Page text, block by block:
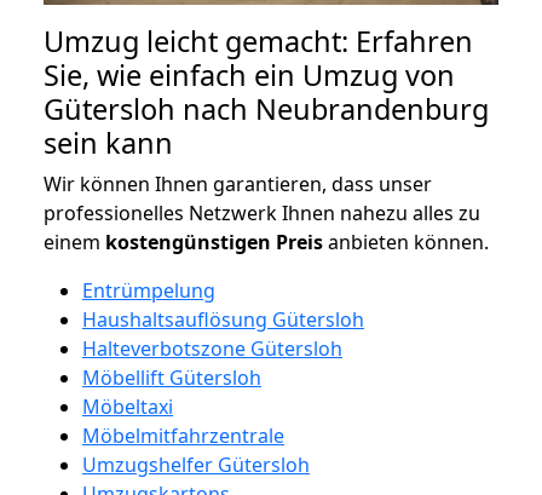
Umzug leicht gemacht: Erfahren
Sie, wie einfach ein Umzug von
Gütersloh nach Neubrandenburg
sein kann
Wir können Ihnen garantieren, dass unser
professionelles Netzwerk Ihnen nahezu alles zu
einem kostengünstigen Preisanbieten können.
Entrümpelung
Haushaltsauflösung Gütersloh
Halteverbotszone Gütersloh
Möbellift Gütersloh
Möbeltaxi
Möbelmitfahrzentrale
Umzugshelfer Gütersloh